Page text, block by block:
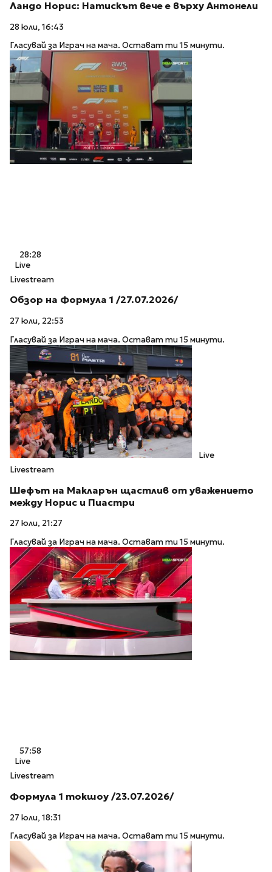
Ландо Норис: Натискът вече е върху Антонели
28 юли, 16:43
Гласувай за Играч на мача. Остават ти 15 минути.
28:28
Live
Livestream
Обзор на Формула 1 /27.07.2026/
27 юли, 22:53
Гласувай за Играч на мача. Остават ти 15 минути.
Live
Livestream
Шефът на Макларън щастлив от уважението
между Норис и Пиастри
27 юли, 21:27
Гласувай за Играч на мача. Остават ти 15 минути.
57:58
Live
Livestream
Формула 1 токшоу /23.07.2026/
27 юли, 18:31
Гласувай за Играч на мача. Остават ти 15 минути.